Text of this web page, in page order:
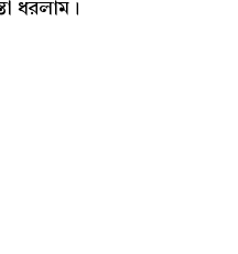
ধরলাম।